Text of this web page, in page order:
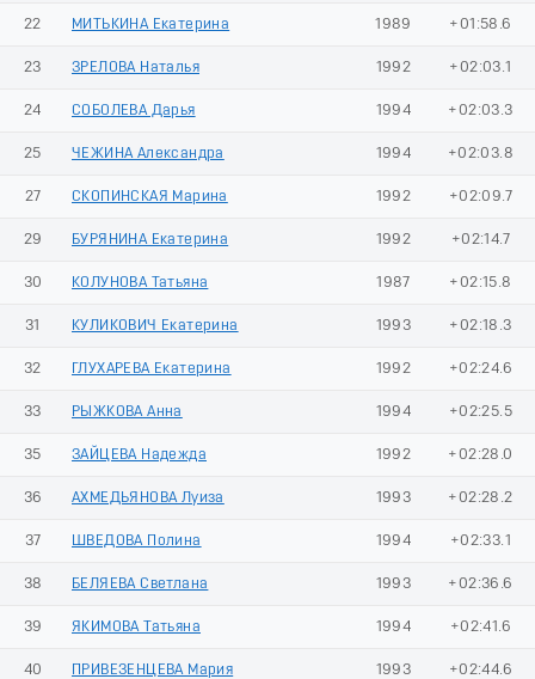
22 МИТЬКИНА Екатерина 1989 +01:58.6
23 ЗРЕЛОВА Наталья 1992 +02:03.1
24 СОБОЛЕВА Дарья 1994 +02:03.3
25 ЧЕЖИНА Александра 1994 +02:03.8
27 СКОПИНСКАЯ Марина 1992 +02:09.7
29 БУРЯНИНА Екатерина 1992 +02:14.7
30 КОЛУНОВА Татьяна 1987 +02:15.8
31 КУЛИКОВИЧ Екатерина 1993 +02:18.3
32 ГЛУХАРЕВА Екатерина 1992 +02:24.6
33 РЫЖКОВА Анна 1994 +02:25.5
35 ЗАЙЦЕВА Надежда 1992 +02:28.0
36 АХМЕДЬЯНОВА Луиза 1993 +02:28.2
37 ШВЕДОВА Полина 1994 +02:33.1
38 БЕЛЯЕВА Светлана 1993 +02:36.6
39 ЯКИМОВА Татьяна 1994 +02:41.6
40 ПРИВЕЗЕНЦЕВА Мария 1993 +02:44.6